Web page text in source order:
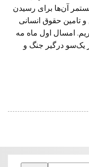
آن‌ها برای رسیدن
تامین حقوق انسانی
امسال اول ماه مه
یک‌سو درگیر جنگ و